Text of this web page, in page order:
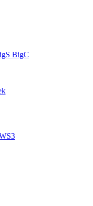
BigC